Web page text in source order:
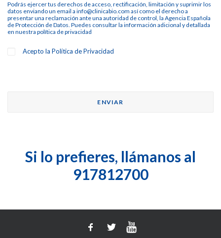
Podrás ejercer tus derechos de acceso, rectificación, limitación y suprimir los
datos enviando un email a info@clinicabio.com así como el derecho a
presentar una reclamación ante una autoridad de control, la Agencia Española
de Protección de Datos. Puedes consultar la información adicional y detallada
en nuestra política de privacidad
Acepto laPolítica de Privacidad
Si lo prefieres, llámanos al
917812700